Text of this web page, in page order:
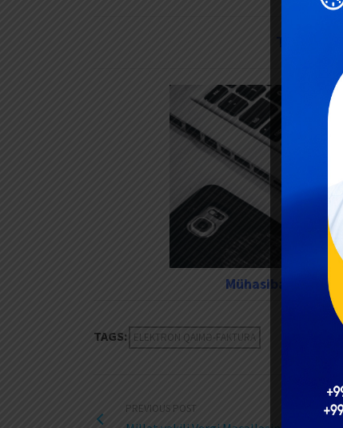
Mühasibat, Audit
TAGS: ELEKTRON QAIMƏ-FAKTURA
PREVIOUS POST